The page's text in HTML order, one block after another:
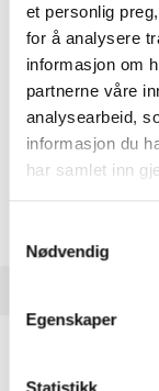
et personlig
for å analysere
informasjon om
partnerne våre
analysearbeid,
informasjon du
har samlet inn
Nødvendig
Egenskaper
Nettlager:
AMD EPYC